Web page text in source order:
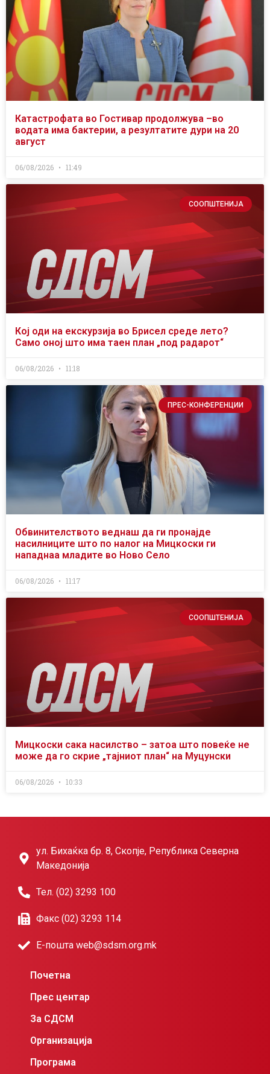
Катастрофата во Гостивар продолжува –во
водата има бактерии, а резултатите дури на 20
август
06/08/2026 11:49
СООПШТЕНИЈА
Кој оди на екскурзија во Брисел среде лето?
Само оној што има таен план „под радарот“
06/08/2026 11:18
ПРЕС-КОНФЕРЕНЦИИ
Обвинителството веднаш да ги пронајде
насилниците што по налог на Мицкоски ги
нападнаа младите во Ново Село
06/08/2026 11:17
СООПШТЕНИЈА
Мицкоски сака насилство – затоа што повеќе не
може да го скрие „тајниот план“ на Муцунски
06/08/2026 10:33
ул. Бихаќка бр. 8, Скопје, Република Северна
Македонија
Тел. (02) 3293 100
Факс (02) 3293 114
Е-пошта web@sdsm.org.mk
Почетна
Прес центар
За СДСМ
Организација
Програма